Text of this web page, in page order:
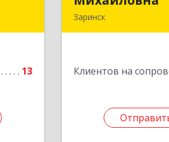
13
Заринск
Клиентов на